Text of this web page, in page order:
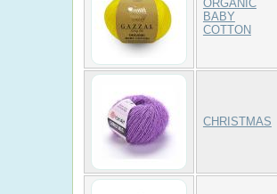
ORGANIC
BABY
COTTON
CHRISTMAS